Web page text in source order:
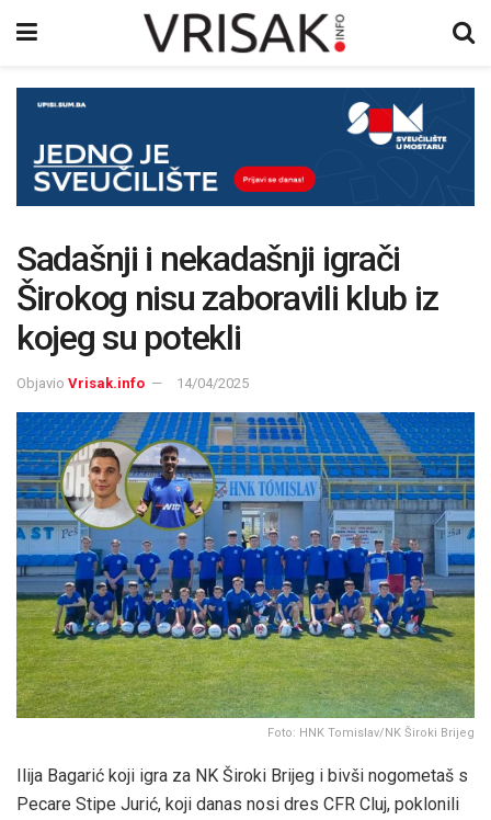
Sadašnji i nekadašnji igrači
Širokog nisu zaboravili klub iz
kojeg su potekli
Objavio Vrisak.info 14/04/2025
Foto: HNK Tomislav/NK Široki Brijeg
Ilija Bagarić koji igra za NK Široki Brijeg i bivši nogometaš s
Pecare Stipe Jurić, koji danas nosi dres CFR Cluj, poklonili